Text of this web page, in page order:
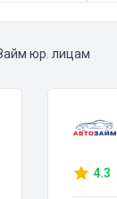
юр. лицам
4.3